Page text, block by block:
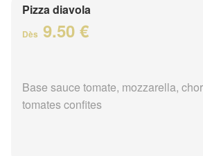
Pizza diavola
Dès 9.50 €
Base sauce tomate, mozzarella,
tomates confites